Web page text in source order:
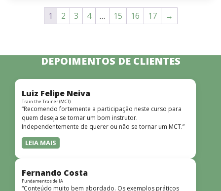
1 2 3 4 … 15 16 17 →
DEPOIMENTOS DE CLIENTES
Luiz Felipe Neiva
Train the Trainer (MCT)
“Recomendo fortemente a participação neste curso para
quem deseja se tornar um bom instrutor.
Independentemente de querer ou não se tornar um MCT.”
LEIA MAIS
Fernando Costa
Fundamentos de IA
“Conteúdo muito bem abordado. Os exemplos práticos